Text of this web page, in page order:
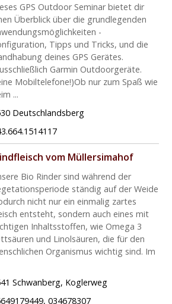
GPS Outdoor Seminar bietet dir
Überblick über die grundlegenden
-
Tipps und Tricks, und die
deines GPS Gerätes.
Garmin Outdoorgeräte.
Mobiltelefone!)Ob nur zum Spaß wie
...
Deutschlandsberg
vom Müllersimahof
Bio Rinder sind während der
ständig auf der Weide
nicht nur ein einmalig zartes
entsteht, sondern auch eines mit
Inhaltsstoffen, wie Omega 3
und Linolsäuren, die für den
Organismus wichtig sind. Im
Schwanberg, Koglerweg
034678307